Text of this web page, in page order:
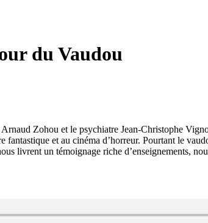
du Vaudou
Zohou et le psychiatre Jean-Christophe
et au cinéma d’horreur. Pourtant le
livrent un témoignage riche d’enseignements,